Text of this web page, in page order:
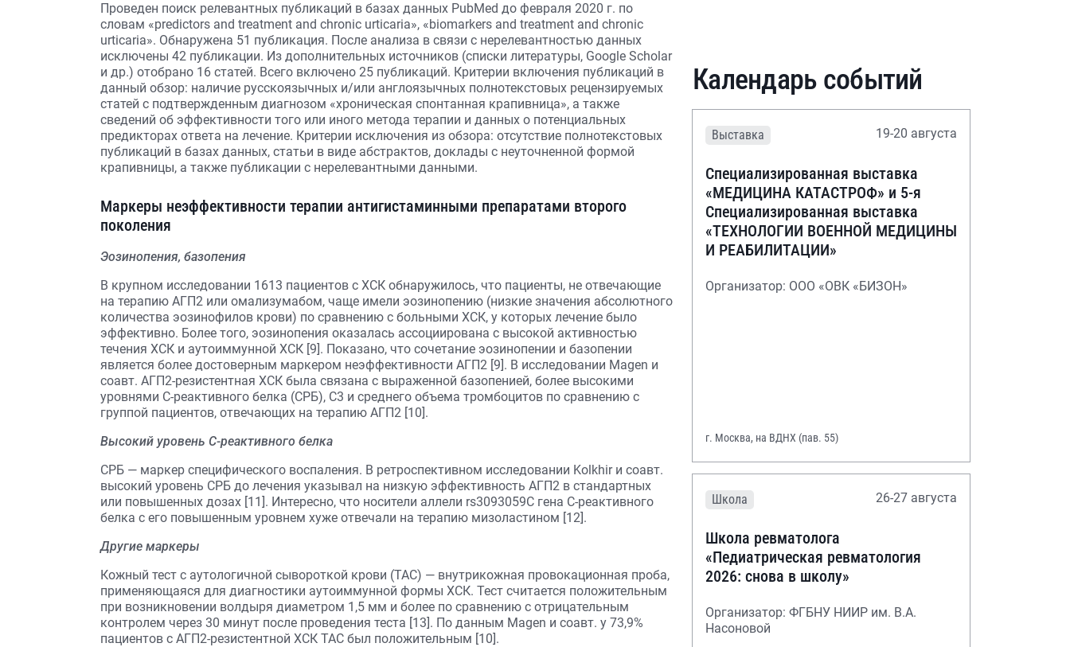
Проведен поиск релевантных публикаций в базах данных PubMed до февраля 2020 г. по
словам «predictors and treatment and chronic urticaria», «biomarkers and treatment and chronic
urticaria». Обнаружена 51 публикация. После анализа в связи с нерелевантностью данных
исключены 42 публикации. Из дополнительных источников (спис­ки литературы, Google Scholar
и др.) отобрано 16 статей. Всего включено 25 публикаций. Критерии включения публикаций в
данный обзор: наличие русскоязычных и/или англоязычных полнотекстовых рецензируемых
статей с подтвержденным диагнозом «хроническая спонтанная крапивница», а также
сведений об эффективности того или иного метода терапии и данных о потенциальных
предикторах ответа на лечение. Критерии исключения из обзора: отсутствие полнотекстовых
публикаций в базах данных, статьи в виде абстрактов, доклады с неуточненной формой
крапивницы, а также публикации с нерелевантными данными.
Маркеры неэффективности терапии антигистаминными препаратами второго
поколения
Эозинопения, базопения
В крупном исследовании 1613 пациентов с ХСК обнаружилось, что пациенты, не отвечающие
на терапию АГП2 или омализумабом, чаще имели эозинопению (низкие значения абсолютного
количества эозинофилов крови) по сравнению с больными ХСК, у которых лечение было
эффективно. Более того, эозинопения оказалась ассоциирована с высокой активностью
течения ХСК и аутоиммунной ХСК [9]. Показано, что сочетание эозинопении и базопении
является более достоверным маркером неэффективности АГП2 [9]. В исследовании Magen и
соавт. АГП2-резистентная ХСК была связана с выраженной базопенией, более высокими
уровнями С-реактивного белка (СРБ), С3 и среднего объема тромбоцитов по сравнению с
группой пациентов, отвечающих на терапию АГП2 [10].
Высокий уровень С-реактивного белка
СРБ — маркер специфического воспаления. В ретроспективном исследовании Kolkhir и соавт.
высокий уровень СРБ до лечения указывал на низкую эффективность АГП2 в стандартных
или повышенных дозах [11]. Интересно, что носители аллели rs3093059C гена С-реактивного
белка с его повышенным уровнем хуже отвечали на терапию мизоластином [12].
Другие маркеры
Кожный тест с аутологичной сывороткой крови (ТАС) — внутрикожная провокационная проба,
применяющаяся для диагностики аутоиммунной формы ХСК. Тест считается положительным
при возникновении волдыря диаметром 1,5 мм и более по сравнению с отрицательным
контролем через 30 минут после проведения теста [13]. По данным Magen и соавт. у 73,9%
пациентов с АГП2-резистентной ХСК ТАС был положительным [10].
Календарь событий
Выставка 19-20 августа
Специализированная выставка
«МЕДИЦИНА КАТАСТРОФ» и 5-я
Специализированная выставка
«ТЕХНОЛОГИИ ВОЕННОЙ МЕДИЦИНЫ
И РЕАБИЛИТАЦИИ»
Организатор: ООО «ОВК «БИЗОН»
г. Москва, на ВДНХ (пав. 55)
Школа 26-27 августа
Школа ревматолога
«Педиатрическая ревматология
2026: снова в школу»
Организатор: ФГБНУ НИИР им. В.А.
Насоновой